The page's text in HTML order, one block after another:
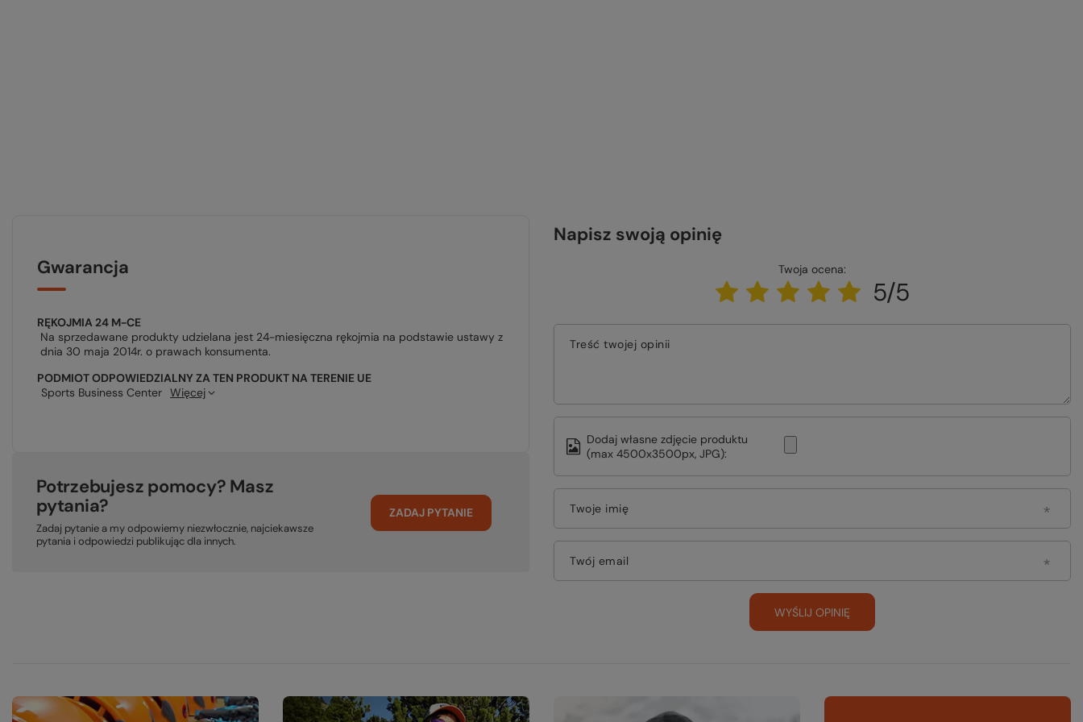
Gwarancja
RĘKOJMIA 24 M-CE
Na sprzedawane produkty udzielana jest 24-miesięczna rękojmia na podstawie ustawy z
dnia 30 maja 2014r. o prawach konsumenta.
PODMIOT ODPOWIEDZIALNY ZA TEN PRODUKT NA TERENIE UE
Sports Business Center Więcej
Potrzebujesz pomocy? Masz
pytania?
Zadaj pytanie a my odpowiemy niezwłocznie, najciekawsze
pytania i odpowiedzi publikując dla innych.
ZADAJ PYTANIE
Napisz swoją opinię
Twoja ocena:
5/5
Treść twojej opinii
Dodaj własne zdjęcie produktu
(max 4500x3500px, JPG):
Twoje imię
Twój email
WYŚLIJ OPINIĘ